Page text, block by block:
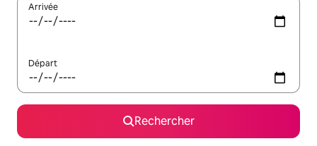
Arrivée
Départ
Rechercher